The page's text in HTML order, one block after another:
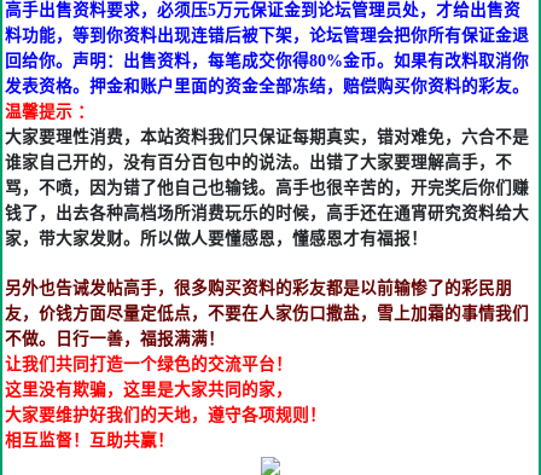
高手出售资料要求，必须压5万元保证金到论坛管理员处，才给出售资
料功能，等到你资料出现连错后被下架，论坛管理会把你所有保证金退
回给你。声明：出售资料，每笔成交你得80%金币。如果有改料取消你
发表资格。押金和账户里面的资金全部冻结，赔偿购买你资料的彩友。
温馨提示 ：
大家要理性消费，本站资料我们只保证每期真实，错对难免，六合不是
谁家自己开的，没有百分百包中的说法。出错了大家要理解高手，不
骂，不喷，因为错了他自己也输钱。高手也很辛苦的，开完奖后你们赚
钱了，出去各种高档场所消费玩乐的时候，高手还在通宵研究资料给大
家，带大家发财。所以做人要懂感恩，懂感恩才有福报！
另外也告诫发帖高手，很多购买资料的彩友都是以前输惨了的彩民朋
友，价钱方面尽量定低点，不要在人家伤口撒盐，雪上加霜的事情我们
不做。日行一善，福报满满！
让我们共同打造一个绿色的交流平台！
这里没有欺骗，这里是大家共同的家，
大家要维护好我们的天地，遵守各项规则！
相互监督！互助共赢！